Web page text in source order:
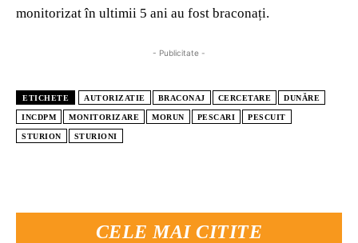
CELE MAI CITITE
monitorizat în ultimii 5 ani au fost braconați.
- Publicitate -
ETICHETE AUTORIZATIE BRACONAJ CERCETARE DUNĂRE
INCDPM MONITORIZARE MORUN PESCARI PESCUIT
STURION STURIONI